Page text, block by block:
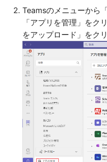
Teamsのメニューから
「アプリを管理」をク
をアップロード」をク